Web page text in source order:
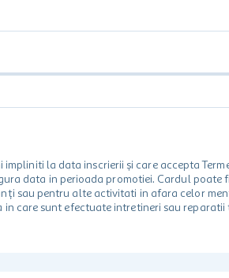
la data inscrierii și care accepta
data in perioada promotiei. Cardul
sau pentru alte activitati in afara celor
care sunt efectuate intretineri sau